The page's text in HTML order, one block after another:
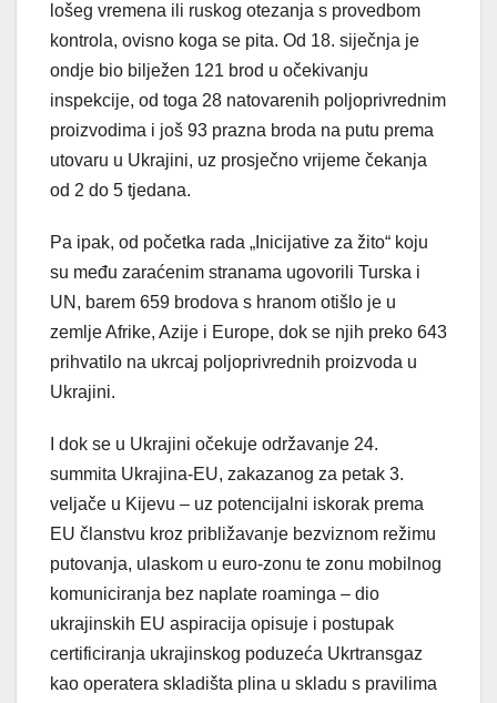
lošeg vremena ili ruskog otezanja s provedbom
kontrola, ovisno koga se pita. Od 18. siječnja je
ondje bio bilježen 121 brod u očekivanju
inspekcije, od toga 28 natovarenih poljoprivrednim
proizvodima i još 93 prazna broda na putu prema
utovaru u Ukrajini, uz prosječno vrijeme čekanja
od 2 do 5 tjedana.
Pa ipak, od početka rada „Inicijative za žito“ koju
su među zaraćenim stranama ugovorili Turska i
UN, barem 659 brodova s hranom otišlo je u
zemlje Afrike, Azije i Europe, dok se njih preko 643
prihvatilo na ukrcaj poljoprivrednih proizvoda u
Ukrajini.
I dok se u Ukrajini očekuje održavanje 24.
summita Ukrajina-EU, zakazanog za petak 3.
veljače u Kijevu – uz potencijalni iskorak prema
EU članstvu kroz približavanje bezviznom režimu
putovanja, ulaskom u euro-zonu te zonu mobilnog
komuniciranja bez naplate roaminga – dio
ukrajinskih EU aspiracija opisuje i postupak
certificiranja ukrajinskog poduzeća Ukrtransgaz
kao operatera skladišta plina u skladu s pravilima